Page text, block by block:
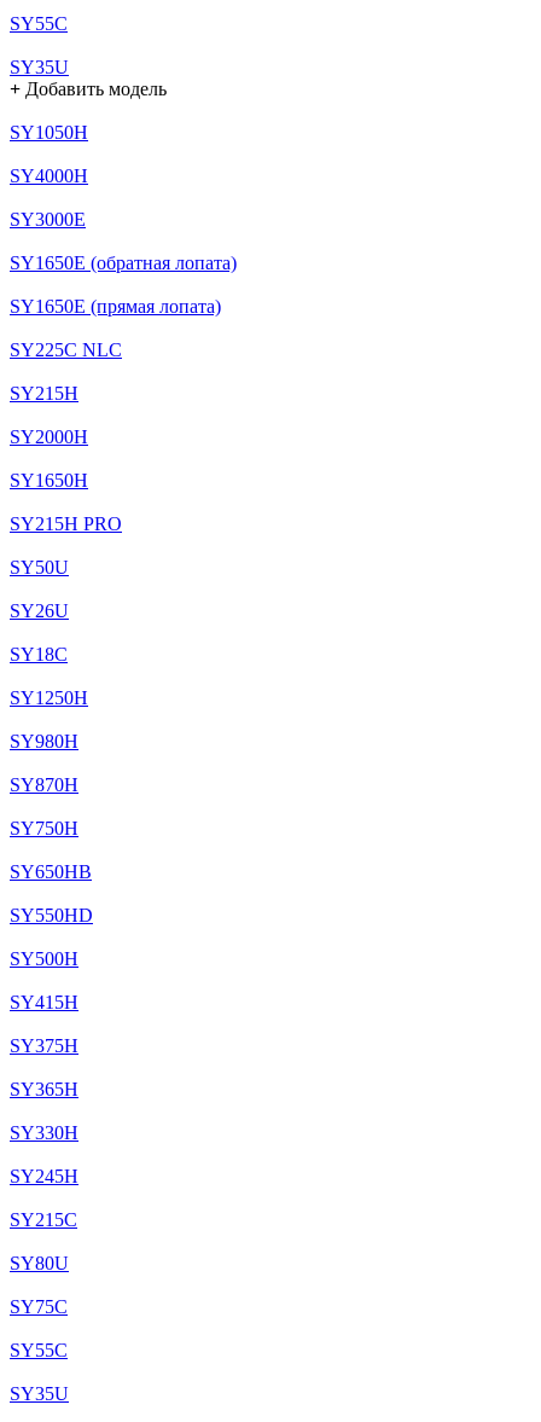
SY55C
SY35U
+ Добавить модель
SY1050H
SY4000H
SY3000E
SY1650E (обратная лопата)
SY1650E (прямая лопата)
SY225C NLC
SY215H
SY2000H
SY1650H
SY215H PRO
SY50U
SY26U
SY18C
SY1250H
SY980H
SY870H
SY750H
SY650HB
SY550HD
SY500H
SY415H
SY375H
SY365H
SY330H
SY245H
SY215C
SY80U
SY75C
SY55C
SY35U